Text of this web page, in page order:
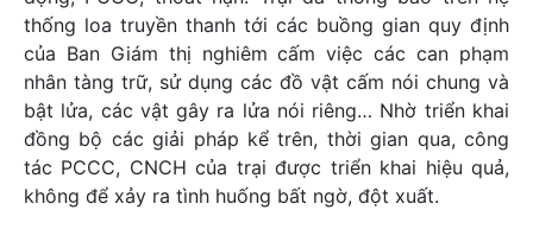
thống loa truyền thanh tới các buồng gian quy định
của Ban Giám thị nghiêm cấm việc các can phạm
nhân tàng trữ, sử dụng các đồ vật cấm nói chung và
bật lửa, các vật gây ra lửa nói riêng… Nhờ triển khai
đồng bộ các giải pháp kể trên, thời gian qua, công
tác PCCC, CNCH của trại được triển khai hiệu quả,
không để xảy ra tình huống bất ngờ, đột xuất.